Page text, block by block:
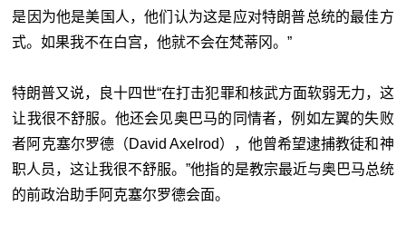
是因为他是美国人，他们认为这是应对特朗普总统的最佳方
式。如果我不在白宫，他就不会在梵蒂冈。”
特朗普又说，良十四世“在打击犯罪和核武方面软弱无力，这
让我很不舒服。他还会见奥巴马的同情者，例如左翼的失败
者阿克塞尔罗德（David Axelrod），他曾希望逮捕教徒和神
职人员，这让我很不舒服。”他指的是教宗最近与奥巴马总统
的前政治助手阿克塞尔罗德会面。